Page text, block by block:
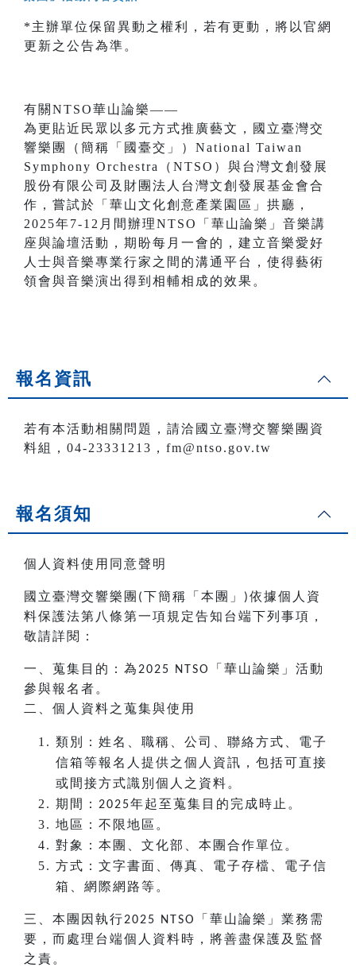
*主辦單位保留異動之權利，若有更動，將以官網
更新之公告為準。
有關NTSO華山論樂——
為更貼近民眾以多元方式推廣藝文，國立臺灣交
響樂團（簡稱「國臺交」）National Taiwan
Symphony Orchestra（NTSO）與台灣文創發展
股份有限公司及財團法人台灣文創發展基金會合
作，嘗試於「華山文化創意產業園區」拱廳，
2025年7-12月間辦理NTSO「華山論樂」音樂講
座與論壇活動，期盼每月一會的，建立音樂愛好
人士與音樂專業行家之間的溝通平台，使得藝術
領會與音樂演出得到相輔相成的效果。
報名資訊
若有本活動相關問題，請洽國立臺灣交響樂團資
料組，04-23331213，fm@ntso.gov.tw
報名須知
個人資料使用同意聲明
國立臺灣交響樂團 (下簡稱「本團」 )依據個人資
料保護法第八條第一項規定告知台端下列事項，
敬請詳閱：
一、蒐集目的：為2025 NTSO
「華山論樂」活動
參與報名者。
二、個人資料之蒐集與使用
類別：姓名、職稱、公司、聯絡方式、電子
信箱等報名人提供之個人資訊，包括可直接
或間接方式識別個人之資料。
期間： 2025年起至蒐集目的完成時止。
地區：不限地區。
對象：本團、文化部、本團合作單位。
方式：文字書面、傳真、電子存檔、電子信
箱、網際網路等。
三、本團因執行2025 NTSO
「華山論樂」業務需
要，而處理台端個人資料時，將善盡保護及監督
之責。